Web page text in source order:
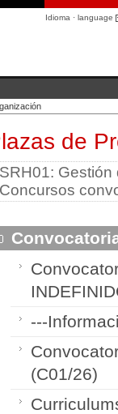
Idioma · language
de
SRH01:
Concursos
---
(C01/26)